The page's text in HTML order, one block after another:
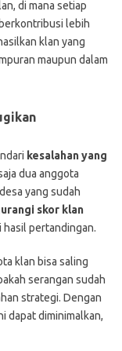
di mana setiap
lebih
klan yang
maupun dalam
kesalahan yang
dua anggota
yang sudah
skor klan
hasil pertandingan.
klan bisa saling
serangan sudah
strategi. Dengan
dapat diminimalkan,